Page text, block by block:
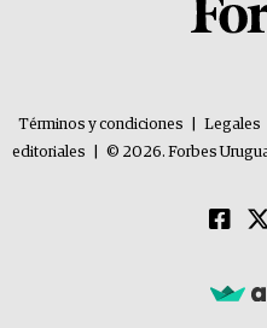
Términos y condiciones Legales
editoriales
© 2026. Forbes